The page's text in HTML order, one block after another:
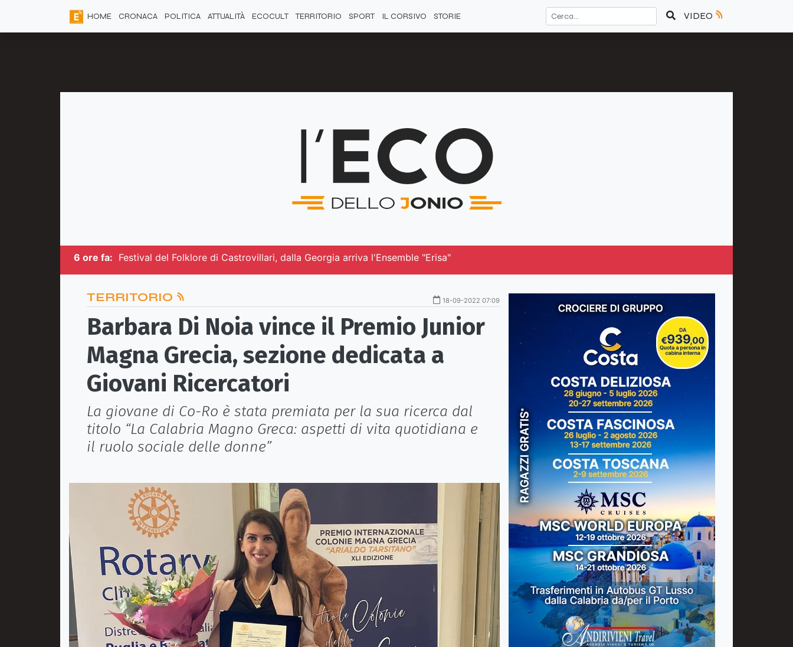
HOME CRONACA POLITICA ATTUALITÀ ECOCULT TERRITORIO SPORT IL CORSIVO STORIE VIDEO
6 ore fa: Festival del Folklore di Castrovillari, dalla Georgia arriva l'Ensemble "Erisa"
TERRITORIO 18-09-2022 07:09
Barbara Di Noia vince il Premio Junior
Magna Grecia, sezione dedicata a
Giovani Ricercatori
La giovane di Co-Ro è stata premiata per la sua ricerca dal
titolo “La Calabria Magno Greca: aspetti di vita quotidiana e
il ruolo sociale delle donne”